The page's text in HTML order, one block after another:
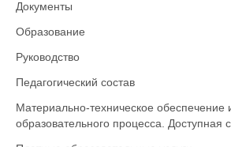
Документы
Образование
Руководство
Педагогический состав
Материально-техническое обеспечение
образовательного процесса. Доступная